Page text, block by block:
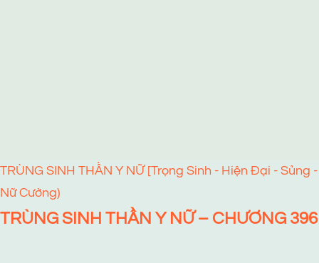
TRÙNG SINH THẦN Y NỮ [Trọng Sinh - Hiện Đại - Sủng -
Nữ Cường)
TRÙNG SINH THẦN Y NỮ – CHƯƠNG 396